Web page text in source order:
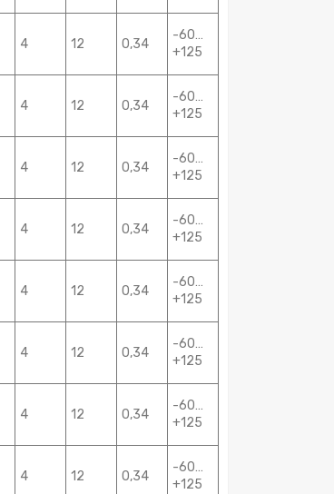
4 12 0,34
-60…
+125
4 12 0,34
-60…
+125
4 12 0,34
-60…
+125
4 12 0,34
-60…
+125
4 12 0,34
-60…
+125
4 12 0,34
-60…
+125
4 12 0,34
-60…
+125
4 12 0,34
-60…
+125